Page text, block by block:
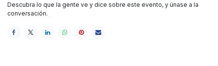
Descubra lo que la gente ve y dice sobre este evento, y únase a la
conversación.